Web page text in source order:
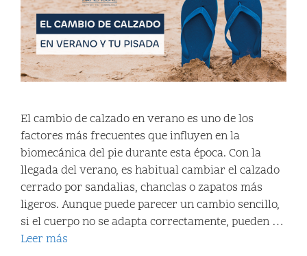
El cambio de calzado en verano es uno de los
factores más frecuentes que influyen en la
biomecánica del pie durante esta época. Con la
llegada del verano, es habitual cambiar el calzado
cerrado por sandalias, chanclas o zapatos más
ligeros. Aunque puede parecer un cambio sencillo,
si el cuerpo no se adapta correctamente, pueden …
Leer más